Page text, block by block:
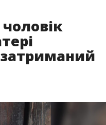
затриманий